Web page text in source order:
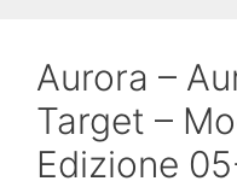
Aurora –
Target –
Edizione